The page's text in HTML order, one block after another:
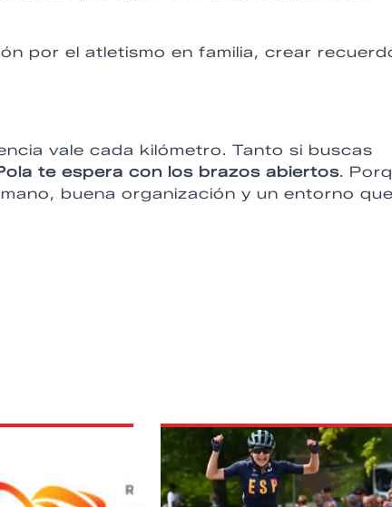
por el atletismo en familia, crear
vale cada kilómetro. Tanto si buscas
te espera con los brazos abiertos.
buena organización y un entorno que